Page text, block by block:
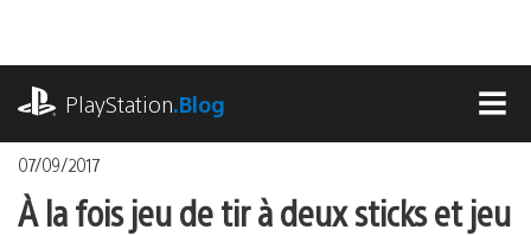
contenu
PlayStation.Blog
07/09/2017
À la fois jeu de tir à deux sticks et jeu